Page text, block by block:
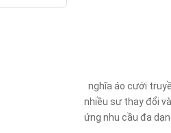
nghĩa áo cưới
nhiều sự thay đổi
ứng nhu cầu đa